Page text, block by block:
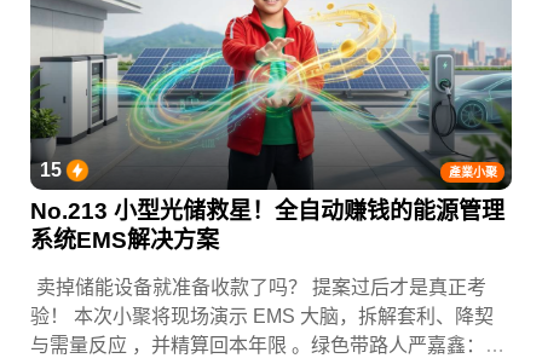
產業小聚
15
No.213 小型光储救星！全自动赚钱的能源管理
系统EMS解决方案
卖掉储能设备就准备收款了吗？ 提案过后才是真正考
验！ 本次小聚将现场演示 EMS 大脑，拆解套利、降契
与需量反应 ，并精算回本年限 。绿色带路人严嘉鑫：